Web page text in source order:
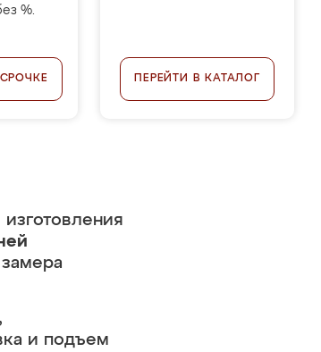
%.
ПЕРЕЙТИ В КАТАЛОГ
и подъем